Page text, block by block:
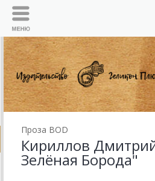
Проза BOD
Кириллов
Зелёная Борода"